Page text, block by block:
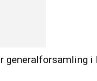
generalforsamling i